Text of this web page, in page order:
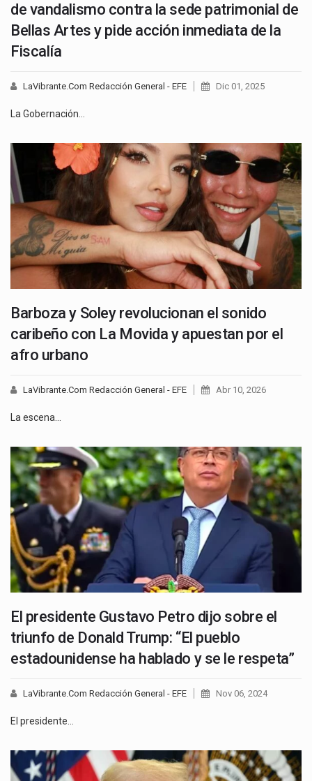
de vandalismo contra la sede patrimonial de
Bellas Artes y pide acción inmediata de la
Fiscalía
LaVibrante.Com Redacción General - EFE Dic 01, 2025
La Gobernación…
Barboza y Soley revolucionan el sonido
caribeño con La Movida y apuestan por el
afro urbano
LaVibrante.Com Redacción General - EFE Abr 10, 2026
La escena…
El presidente Gustavo Petro dijo sobre el
triunfo de Donald Trump: “El pueblo
estadounidense ha hablado y se le respeta”
LaVibrante.Com Redacción General - EFE Nov 06, 2024
El presidente…